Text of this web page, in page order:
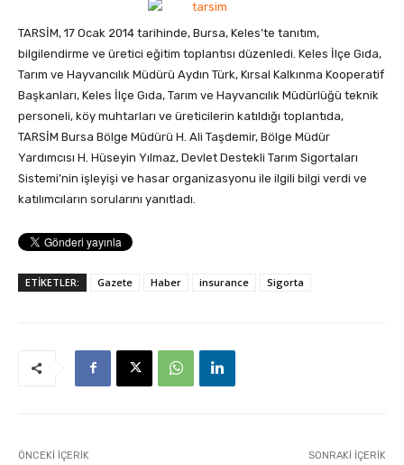
TARSİM, 17 Ocak 2014 tarihinde, Bursa, Keles’te tanıtım,
bilgilendirme ve üretici eğitim toplantısı düzenledi. Keles İlçe Gıda,
Tarım ve Hayvancılık Müdürü Aydın Türk, Kırsal Kalkınma Kooperatif
Başkanları, Keles İlçe Gıda, Tarım ve Hayvancılık Müdürlüğü teknik
personeli, köy muhtarları ve üreticilerin katıldığı toplantıda,
TARSİM Bursa Bölge Müdürü H. Ali Taşdemir, Bölge Müdür
Yardımcısı H. Hüseyin Yılmaz, Devlet Destekli Tarım Sigortaları
Sistemi’nin işleyişi ve hasar organizasyonu ile ilgili bilgi verdi ve
katılımcıların sorularını yanıtladı.
ETİKETLER: Gazete Haber insurance Sigorta
ÖNCEKI İÇERIK SONRAKI İÇERIK